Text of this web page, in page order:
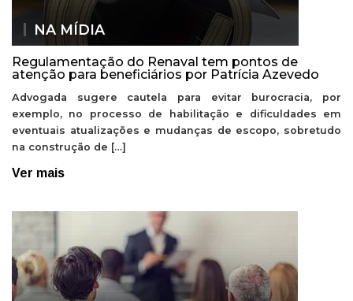
NA MÍDIA
Regulamentação do Renaval tem pontos de
atenção para beneficiários por Patrícia Azevedo
Advogada sugere cautela para evitar burocracia, por
exemplo, no processo de habilitação e dificuldades em
eventuais atualizações e mudanças de escopo, sobretudo
na construção de […]
Ver mais